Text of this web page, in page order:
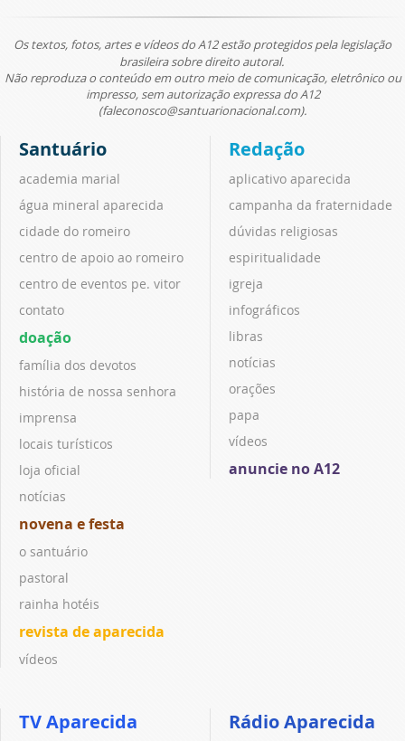
Os textos, fotos, artes e vídeos do A12 estão protegidos pela legislação
brasileira sobre direito autoral.
Não reproduza o conteúdo em outro meio de comunicação, eletrônico ou
impresso, sem autorização expressa do A12
(faleconosco@santuarionacional.com).
Santuário
academia marial
água mineral aparecida
cidade do romeiro
centro de apoio ao romeiro
centro de eventos pe. vitor
contato
doação
família dos devotos
história de nossa senhora
imprensa
locais turísticos
loja oficial
notícias
novena e festa
o santuário
pastoral
rainha hotéis
revista de aparecida
vídeos
Redação
aplicativo aparecida
campanha da fraternidade
dúvidas religiosas
espiritualidade
igreja
infográficos
libras
notícias
orações
papa
vídeos
anuncie no A12
TV Aparecida Rádio Aparecida